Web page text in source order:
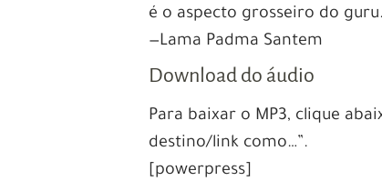
é o aspecto grosseiro do
—Lama Padma Santem
Download do áudio
Para baixar o MP3, clique
destino/link como…”.
[powerpress]